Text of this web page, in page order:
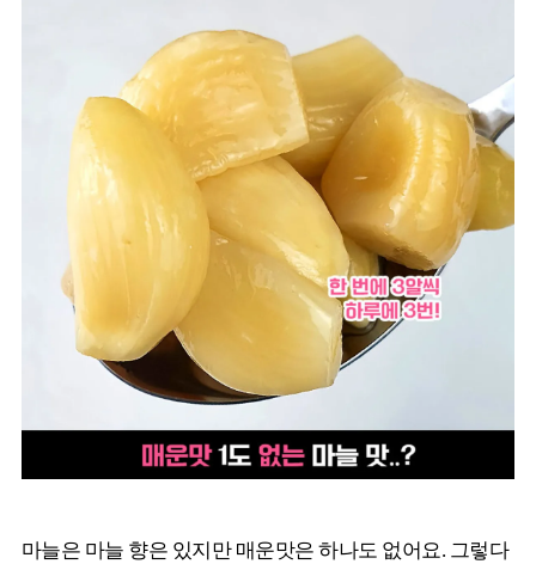
마늘은 마늘 향은 있지만 매운맛은 하나도 없어요. 그렇다